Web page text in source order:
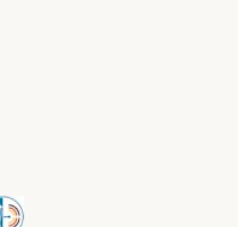
Security